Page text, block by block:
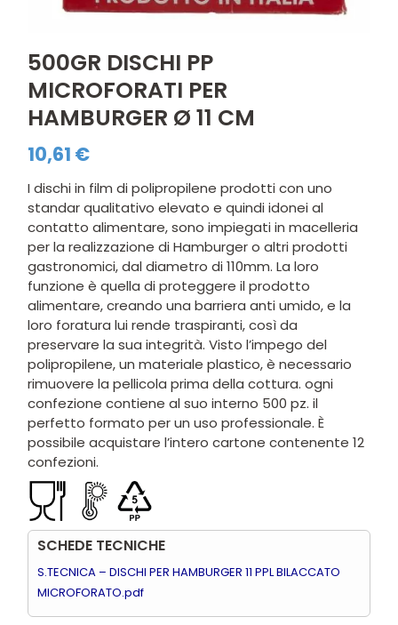
500GR DISCHI PP
MICROFORATI PER
HAMBURGER Ø 11 CM
10,61 €
I dischi in film di polipropilene prodotti con uno
standar qualitativo elevato e quindi idonei al
contatto alimentare, sono impiegati in macelleria
per la realizzazione di Hamburger o altri prodotti
gastronomici, dal diametro di 110mm. La loro
funzione è quella di proteggere il prodotto
alimentare, creando una barriera anti umido, e la
loro foratura lui rende traspiranti, così da
preservare la sua integrità. Visto l’impego del
polipropilene, un materiale plastico, è necessario
rimuovere la pellicola prima della cottura. ogni
confezione contiene al suo interno 500 pz. il
perfetto formato per un uso professionale. È
possibile acquistare l’intero cartone contenente 12
confezioni.
SCHEDE TECNICHE
S.TECNICA – DISCHI PER HAMBURGER 11 PPL BILACCATO
MICROFORATO.pdf